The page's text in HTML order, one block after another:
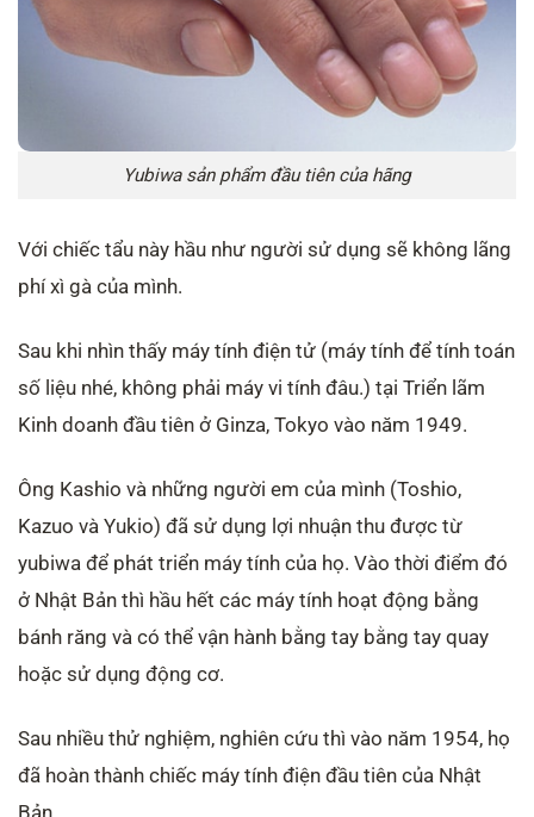
Yubiwa sản phẩm đầu tiên của hãng
Với chiếc tẩu này hầu như người sử dụng sẽ không lãng
phí xì gà của mình.
Sau khi nhìn thấy máy tính điện tử (máy tính để tính toán
số liệu nhé, không phải máy vi tính đâu.) tại Triển lãm
Kinh doanh đầu tiên ở Ginza, Tokyo vào năm 1949.
Ông Kashio và những người em của mình (Toshio,
Kazuo và Yukio) đã sử dụng lợi nhuận thu được từ
yubiwa để phát triển máy tính của họ. Vào thời điểm đó
ở Nhật Bản thì hầu hết các máy tính hoạt động bằng
bánh răng và có thể vận hành bằng tay bằng tay quay
hoặc sử dụng động cơ.
Sau nhiều thử nghiệm, nghiên cứu thì vào năm 1954, họ
đã hoàn thành chiếc máy tính điện đầu tiên của Nhật
Bản.